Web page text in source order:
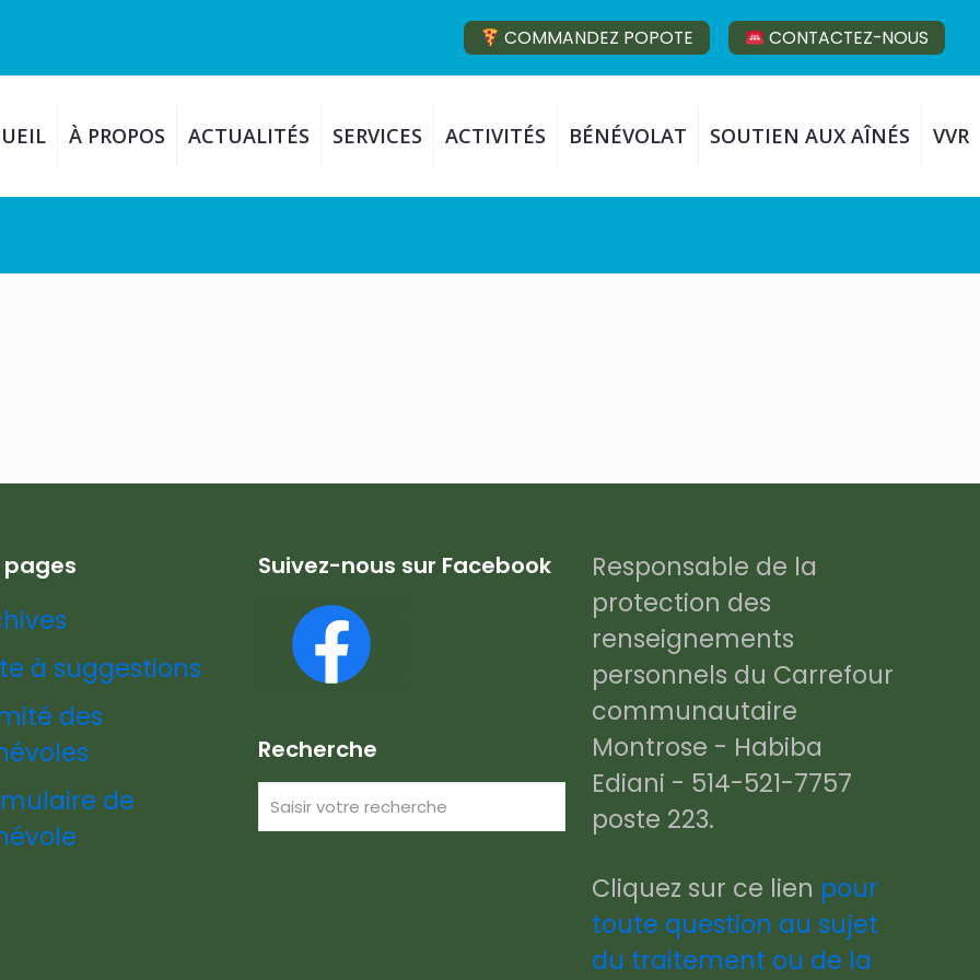
COMMANDEZ POPOTE CONTACTEZ-NOUS
À PROPOS ACTUALITÉS SERVICES ACTIVITÉS BÉNÉVOLAT SOUTIEN AUX AÎNÉS VVR
à suggestions
des
de
Suivez-nous sur Facebook
Recherche
Responsable de la
protection des
renseignements
personnels du Carrefour
communautaire
Montrose - Habiba
Ediani - 514-521-7757
poste 223.
Cliquez sur ce lien pour
toute question au sujet
du traitement ou de la